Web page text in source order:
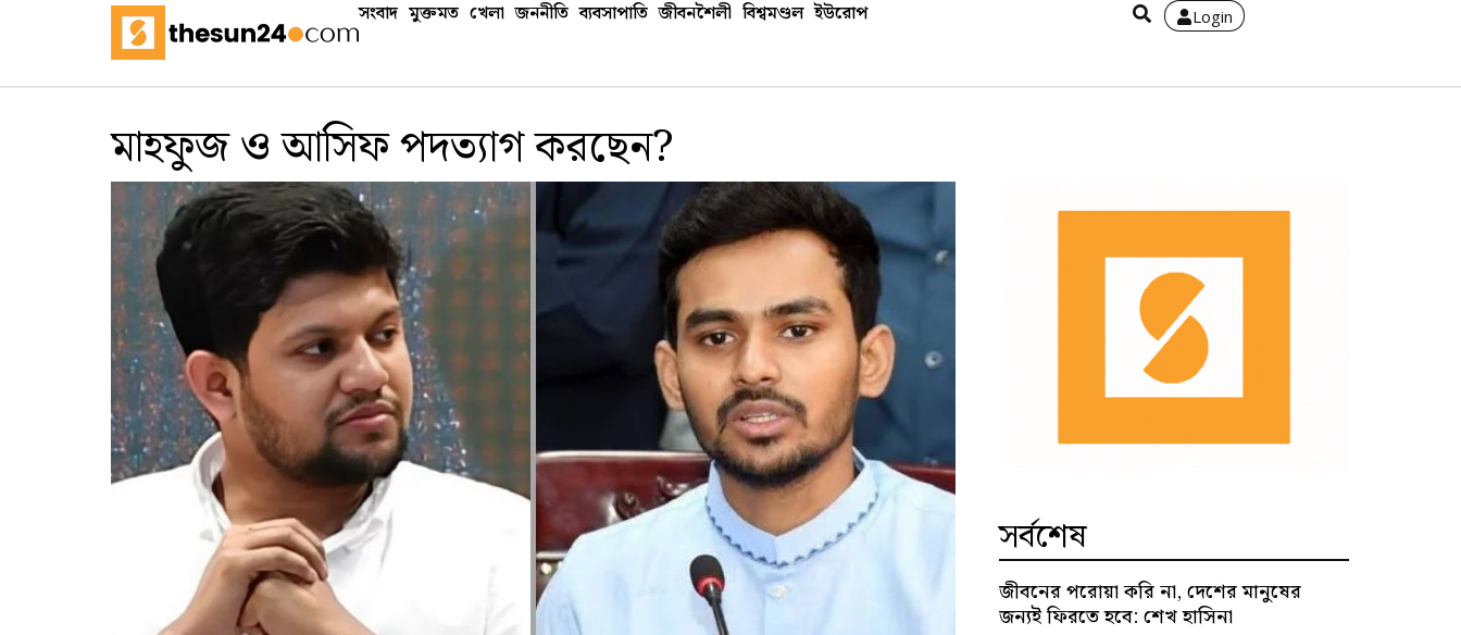
সংবাদ মুক্তমত খেলা জননীতি ব্যবসাপাতি জীবনশৈলী বিশ্বমণ্ডল ইউরোপ Login
মাহফুজ ও আসিফ পদত্যাগ করছেন?
সর্বশেষ
জীবনের পরোয়া করি না, দেশের মানুষের
জন্যই ফিরতে হবে: শেখ হাসিনা